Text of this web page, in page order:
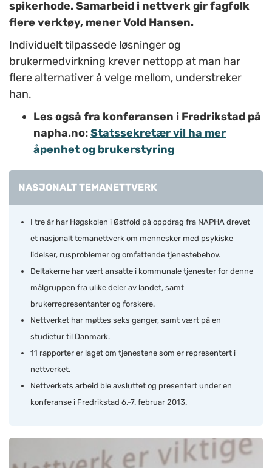
spikerhode. Samarbeid i nettverk gir fagfolk
flere verktøy, mener Vold Hansen.
Individuelt tilpassede løsninger og
brukermedvirkning krever nettopp at man har
flere alternativer å velge mellom, understreker
han.
Les også fra konferansen i Fredrikstad på
napha.no:Statssekretær vil ha mer
åpenhet og brukerstyring
NASJONALT TEMANETTVERK
I tre år har Høgskolen i Østfold på oppdrag fra NAPHA drevet
et nasjonalt temanettverk om mennesker med psykiske
lidelser, rusproblemer og omfattende tjenestebehov.
Deltakerne har vært ansatte i kommunale tjenester for denne
målgruppen fra ulike deler av landet, samt
brukerrepresentanter og forskere.
Nettverket har møttes seks ganger, samt vært på en
studietur til Danmark.
11 rapporter er laget om tjenestene som er representert i
nettverket.
Nettverkets arbeid ble avsluttet og presentert under en
konferanse i Fredrikstad 6.-7. februar 2013.